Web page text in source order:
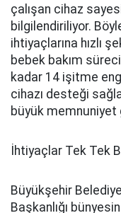
çalışan cihaz
bilgilendiriliyor.
ihtiyaçlarına hızlı
bebek bakım
kadar 14 işitme
cihazı desteği
büyük memnuniyet
İhtiyaçlar Tek Tek
Büyükşehir
Başkanlığı